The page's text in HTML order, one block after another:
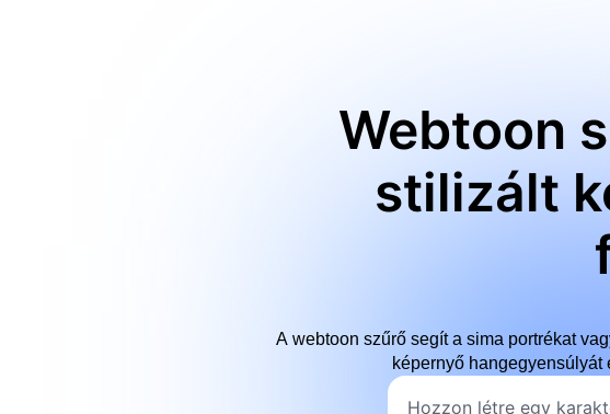
Webtoon
stilizált
A webtoon szűrő segít a sima portrékat
képernyő hangegyensúlyát